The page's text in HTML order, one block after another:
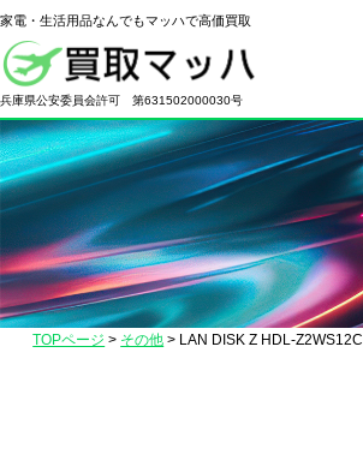
家電・生活用品なんでもマッハで高価買取
兵庫県公安委員会許可 第631502000030号
TOPページ > その他 > LAN DISK Z HDL-Z2WS12C